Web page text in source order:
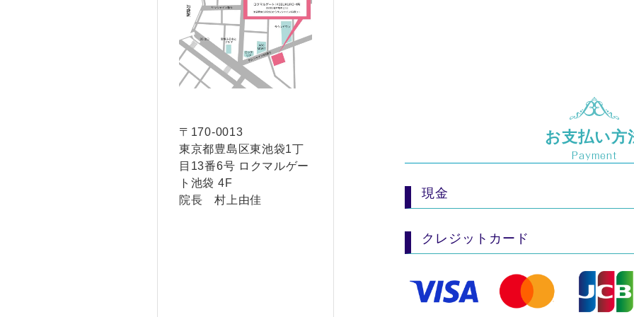
〒170-0013
東京都豊島区東池袋1丁
目13番6号 ロクマルゲー
ト池袋 4F
院長 村上由佳
お支払い方
Payment
現金
クレジットカード